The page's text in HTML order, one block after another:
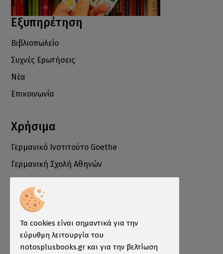
Εξυπηρέτηση
Βιβλιοπωλείο
Συχνές Ερωτήσεις
Νέα
Επικοινωνία
Χρήσιμα
Γερμανικό Ινστιτούτο Goethe
Γερμανική Σχολή Αθηνών
Επιμελητήριο
Ινστιτούτο ÖSD Ελλάδας
Πληροφορίες
Τρόποι Παραγγελίας
Τα cookies είναι σημαντικά για την
εύρυθμη λειτουργία του
notosplusbooks.gr και για την βελτίωση